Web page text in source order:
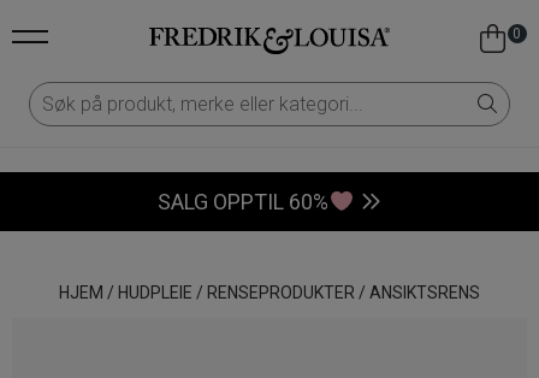
0
SALG OPPTIL 60%
HJEM / HUDPLEIE / RENSEPRODUKTER / ANSIKTSRENS